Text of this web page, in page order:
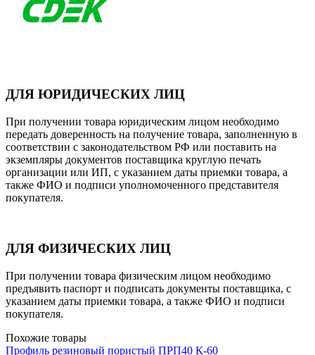
ДЛЯ ЮРИДИЧЕСКИХ ЛИЦ
При получении товара юридическим лицом необходимо
передать доверенность на получение товара, заполненную в
соответствии с законодательством РФ или поставить на
экземпляры документов поставщика круглую печать
организации или ИП, с указанием даты приемки товара, а
также ФИО и подписи уполномоченного представителя
покупателя.
ДЛЯ ФИЗИЧЕСКИХ ЛИЦ
При получении товара физическим лицом необходимо
предъявить паспорт и подписать документы поставщика, с
указанием даты приемки товара, а также ФИО и подписи
покупателя.
Похожие товары
Профиль резиновый пористый ПРП40 К-60